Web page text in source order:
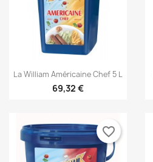
Aperçu rapide
La William Américaine Chef 5 L
69,32 €
favorite_border